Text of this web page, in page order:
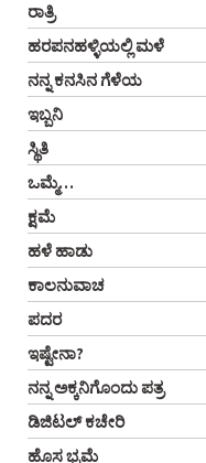
ರಾತ್ರಿ
ಹರಪನಹಳ್ಳಿಯಲ್ಲಿ ಮಳೆ
ನನ್ನ ಕನಸಿನ ಗೆಳೆಯ
ಇಬ್ಬನಿ
ಸ್ಥಿತಿ
ಒಮ್ಮೆ…
ಕ್ಷಮೆ
ಹಳೆ ಹಾಡು
ಕಾಲನುವಾಚ
ಪದರ
ಇಷ್ಟೇನಾ?
ನನ್ನ ಅಕ್ಕನಿಗೊಂದು ಪತ್ರ
ಡಿಜಿಟಲ್‌ ಕಚೇರಿ
ಹೊಸ ಭ್ರಮೆ